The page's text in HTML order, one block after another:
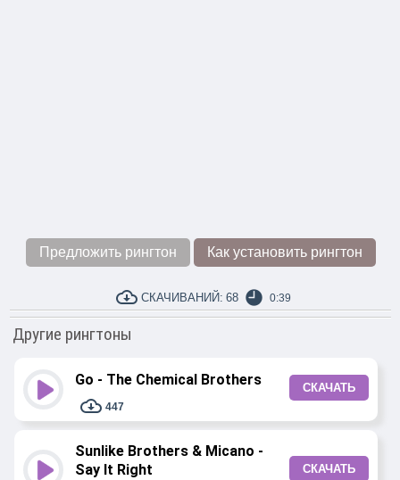
Предложить рингтон Как установить рингтон
СКАЧИВАНИЙ: 68 0:39
Другие рингтоны
Go - The Chemical Brothers
447
СКАЧАТЬ
Sunlike Brothers & Micano -
Say It Right
СКАЧАТЬ